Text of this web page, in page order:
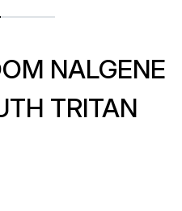
NALGENE
TRITAN